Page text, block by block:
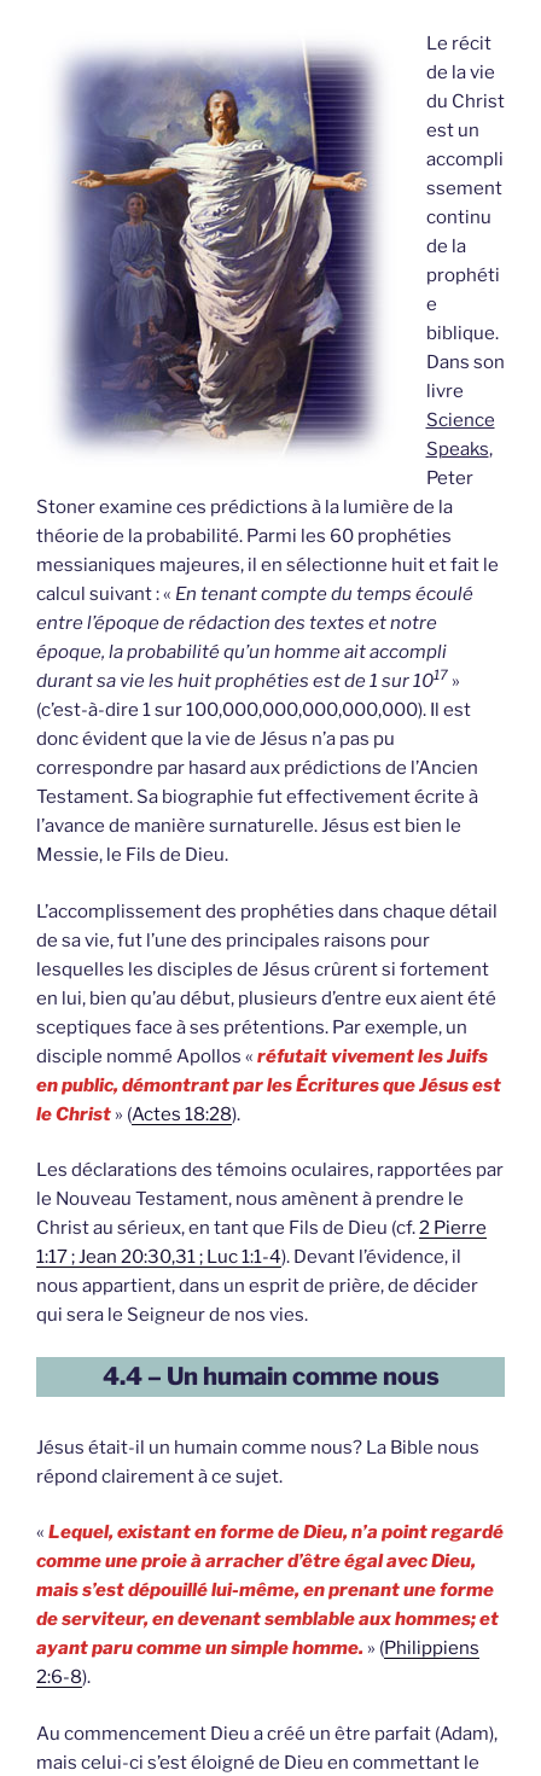
Le récit
de la vie
du Christ
est un
accompli
ssement
continu
de la
prophéti
e
biblique.
Dans son
livre
Science
Speaks,
Peter
Stoner examine ces prédictions à la lumière de la
théorie de la probabilité. Parmi les 60 prophéties
messianiques majeures, il en sélectionne huit et fait le
calcul suivant : « En tenant compte du temps écoulé
entre l’époque de rédaction des textes et notre
époque, la probabilité qu’un homme ait accompli
durant sa vie les huit prophéties est de 1 sur 1017 »
(c’est-à-dire 1 sur 100,000,000,000,000,000). Il est
donc évident que la vie de Jésus n’a pas pu
correspondre par hasard aux prédictions de l’Ancien
Testament. Sa biographie fut effectivement écrite à
l’avance de manière surnaturelle. Jésus est bien le
Messie, le Fils de Dieu.
L’accomplissement des prophéties dans chaque détail
de sa vie, fut l’une des principales raisons pour
lesquelles les disciples de Jésus crûrent si fortement
en lui, bien qu’au début, plusieurs d’entre eux aient été
sceptiques face à ses prétentions. Par exemple, un
disciple nommé Apollos « réfutait vivement les Juifs
en public, démontrant par les Écritures que Jésus est
le Christ » (Actes 18:28).
Les déclarations des témoins oculaires, rapportées par
le Nouveau Testament, nous amènent à prendre le
Christ au sérieux, en tant que Fils de Dieu (cf.2 Pierre
1:17 ; Jean 20:30,31 ; Luc 1:1-4). Devant l’évidence, il
nous appartient, dans un esprit de prière, de décider
qui sera le Seigneur de nos vies.
4.4 – Un humain comme nous
Jésus était-il un humain comme nous? La Bible nous
répond clairement à ce sujet.
« Lequel, existant en forme de Dieu, n’a point regardé
comme une proie à arracher d’être égal avec Dieu,
mais s’est dépouillé lui-même, en prenant une forme
de serviteur, en devenant semblable aux hommes; et
ayant paru comme un simple homme. » (Philippiens
2:6-8).
Au commencement Dieu a créé un être parfait (Adam),
mais celui-ci s’est éloigné de Dieu en commettant le